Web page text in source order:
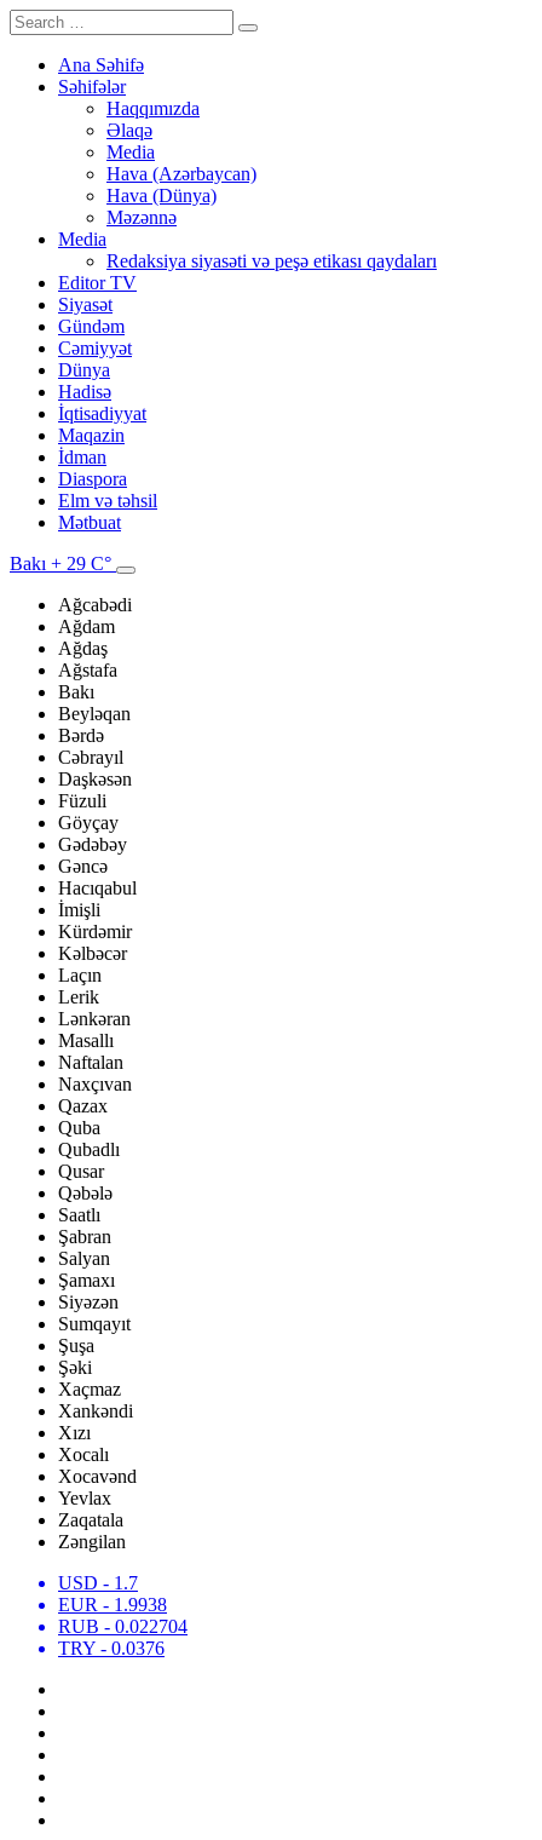
Ana Səhifə
Səhifələr
Haqqımızda
Əlaqə
Media
Hava (Azərbaycan)
Hava (Dünya)
Məzənnə
Media
Redaksiya siyasəti və peşə etikası qaydaları
Editor TV
Siyasət
Gündəm
Cəmiyyət
Dünya
Hadisə
İqtisadiyyat
Maqazin
İdman
Diaspora
Elm və təhsil
Mətbuat
Bakı + 29 C°
Ağcabədi
Ağdam
Ağdaş
Ağstafa
Bakı
Beyləqan
Bərdə
Cəbrayıl
Daşkəsən
Füzuli
Göyçay
Gədəbəy
Gəncə
Hacıqabul
İmişli
Kürdəmir
Kəlbəcər
Laçın
Lerik
Lənkəran
Masallı
Naftalan
Naxçıvan
Qazax
Quba
Qubadlı
Qusar
Qəbələ
Saatlı
Şabran
Salyan
Şamaxı
Siyəzən
Sumqayıt
Şuşa
Şəki
Xaçmaz
Xankəndi
Xızı
Xocalı
Xocavənd
Yevlax
Zaqatala
Zəngilan
USD - 1.7
EUR - 1.9938
RUB - 0.022704
TRY - 0.0376